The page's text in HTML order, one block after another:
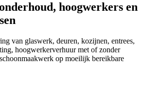
hoogwerkers en
van glaswerk, deuren, kozijnen, entrees,
hoogwerkerverhuur met of zonder
op moeilijk bereikbare